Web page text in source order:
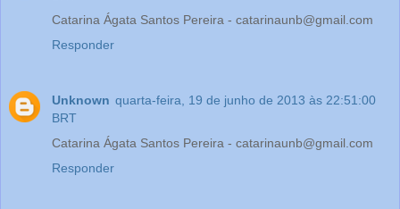
Catarina Ágata Santos Pereira - catarinaunb@gmail.com
Responder
Unknown quarta-feira, 19 de junho de 2013 às 22:51:00
BRT
Catarina Ágata Santos Pereira - catarinaunb@gmail.com
Responder